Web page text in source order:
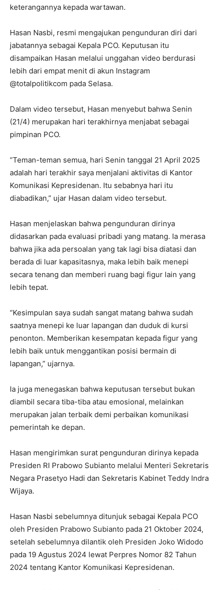
keterangannya kepada wartawan.
Hasan Nasbi, resmi mengajukan pengunduran diri dari
jabatannya sebagai Kepala PCO. Keputusan itu
disampaikan Hasan melalui unggahan video berdurasi
lebih dari empat menit di akun Instagram
@totalpolitikcom pada Selasa.
Dalam video tersebut, Hasan menyebut bahwa Senin
(21/4) merupakan hari terakhirnya menjabat sebagai
pimpinan PCO.
“Teman-teman semua, hari Senin tanggal 21 April 2025
adalah hari terakhir saya menjalani aktivitas di Kantor
Komunikasi Kepresidenan. Itu sebabnya hari itu
diabadikan,” ujar Hasan dalam video tersebut.
Hasan menjelaskan bahwa pengunduran dirinya
didasarkan pada evaluasi pribadi yang matang. Ia merasa
bahwa jika ada persoalan yang tak lagi bisa diatasi dan
berada di luar kapasitasnya, maka lebih baik menepi
secara tenang dan memberi ruang bagi figur lain yang
lebih tepat.
“Kesimpulan saya sudah sangat matang bahwa sudah
saatnya menepi ke luar lapangan dan duduk di kursi
penonton. Memberikan kesempatan kepada figur yang
lebih baik untuk menggantikan posisi bermain di
lapangan,” ujarnya.
Ia juga menegaskan bahwa keputusan tersebut bukan
diambil secara tiba-tiba atau emosional, melainkan
merupakan jalan terbaik demi perbaikan komunikasi
pemerintah ke depan.
Hasan mengirimkan surat pengunduran dirinya kepada
Presiden RI Prabowo Subianto melalui Menteri Sekretaris
Negara Prasetyo Hadi dan Sekretaris Kabinet Teddy Indra
Wijaya.
Hasan Nasbi sebelumnya ditunjuk sebagai Kepala PCO
oleh Presiden Prabowo Subianto pada 21 Oktober 2024,
setelah sebelumnya dilantik oleh Presiden Joko Widodo
pada 19 Agustus 2024 lewat Perpres Nomor 82 Tahun
2024 tentang Kantor Komunikasi Kepresidenan.